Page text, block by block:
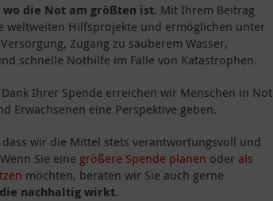
die Not am größten ist. Mit Ihrem Beitrag
weltweiten Hilfsprojekte und ermöglichen unter
Zugang zu sauberem Wasser,
schnelle Nothilfe im Falle von Katastrophen.
Ihrer Spende erreichen wir Menschen in Not
Erwachsenen eine Perspektive geben.
wir die Mittel stets verantwortungsvoll und
Sie eine größere Spende planen oder als
möchten, beraten wir Sie auch gerne
nachhaltig wirkt.